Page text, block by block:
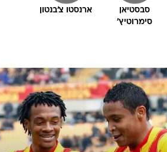
סבסטיאן
סימרוטיץ'
ארנסטו צ'בנטון